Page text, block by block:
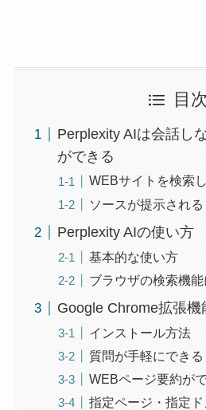
目次
Perplexity AIは会話し
ができる
WEBサイトを検索
ソースが提示される
Perplexity AIの使い方
基本的な使い方
ブラウザの検索機
Google Chrome拡張機
インストール方法
質問が手軽にできる
WEBページ要約が
指定ページ・指定